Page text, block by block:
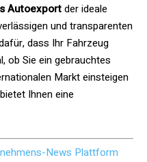
Autoexportder ideale
und transparenten
dass Ihr Fahrzeug
ob Sie ein gebrauchtes
Markt einsteigen
Ihnen eine
News Plattform